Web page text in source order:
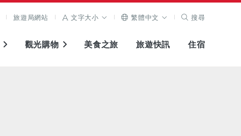
旅遊局網站 文字大小 繁體中文 搜尋
觀光購物 美食之旅 旅遊快訊 住宿